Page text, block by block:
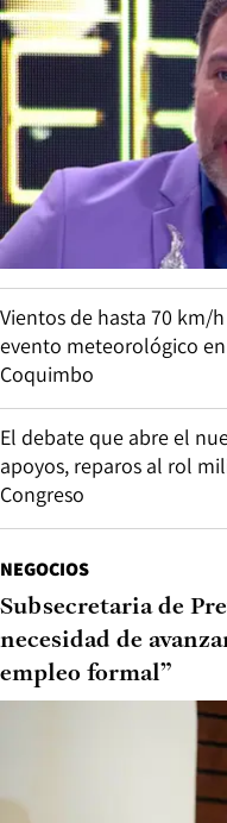
Vientos de hasta 70 km/
evento meteorológico
Coquimbo
El debate que abre el
apoyos, reparos al rol
Congreso
NEGOCIOS
Subsecretaria de
necesidad de
empleo formal”